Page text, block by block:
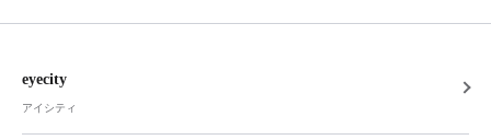
eyecity
アイシティ